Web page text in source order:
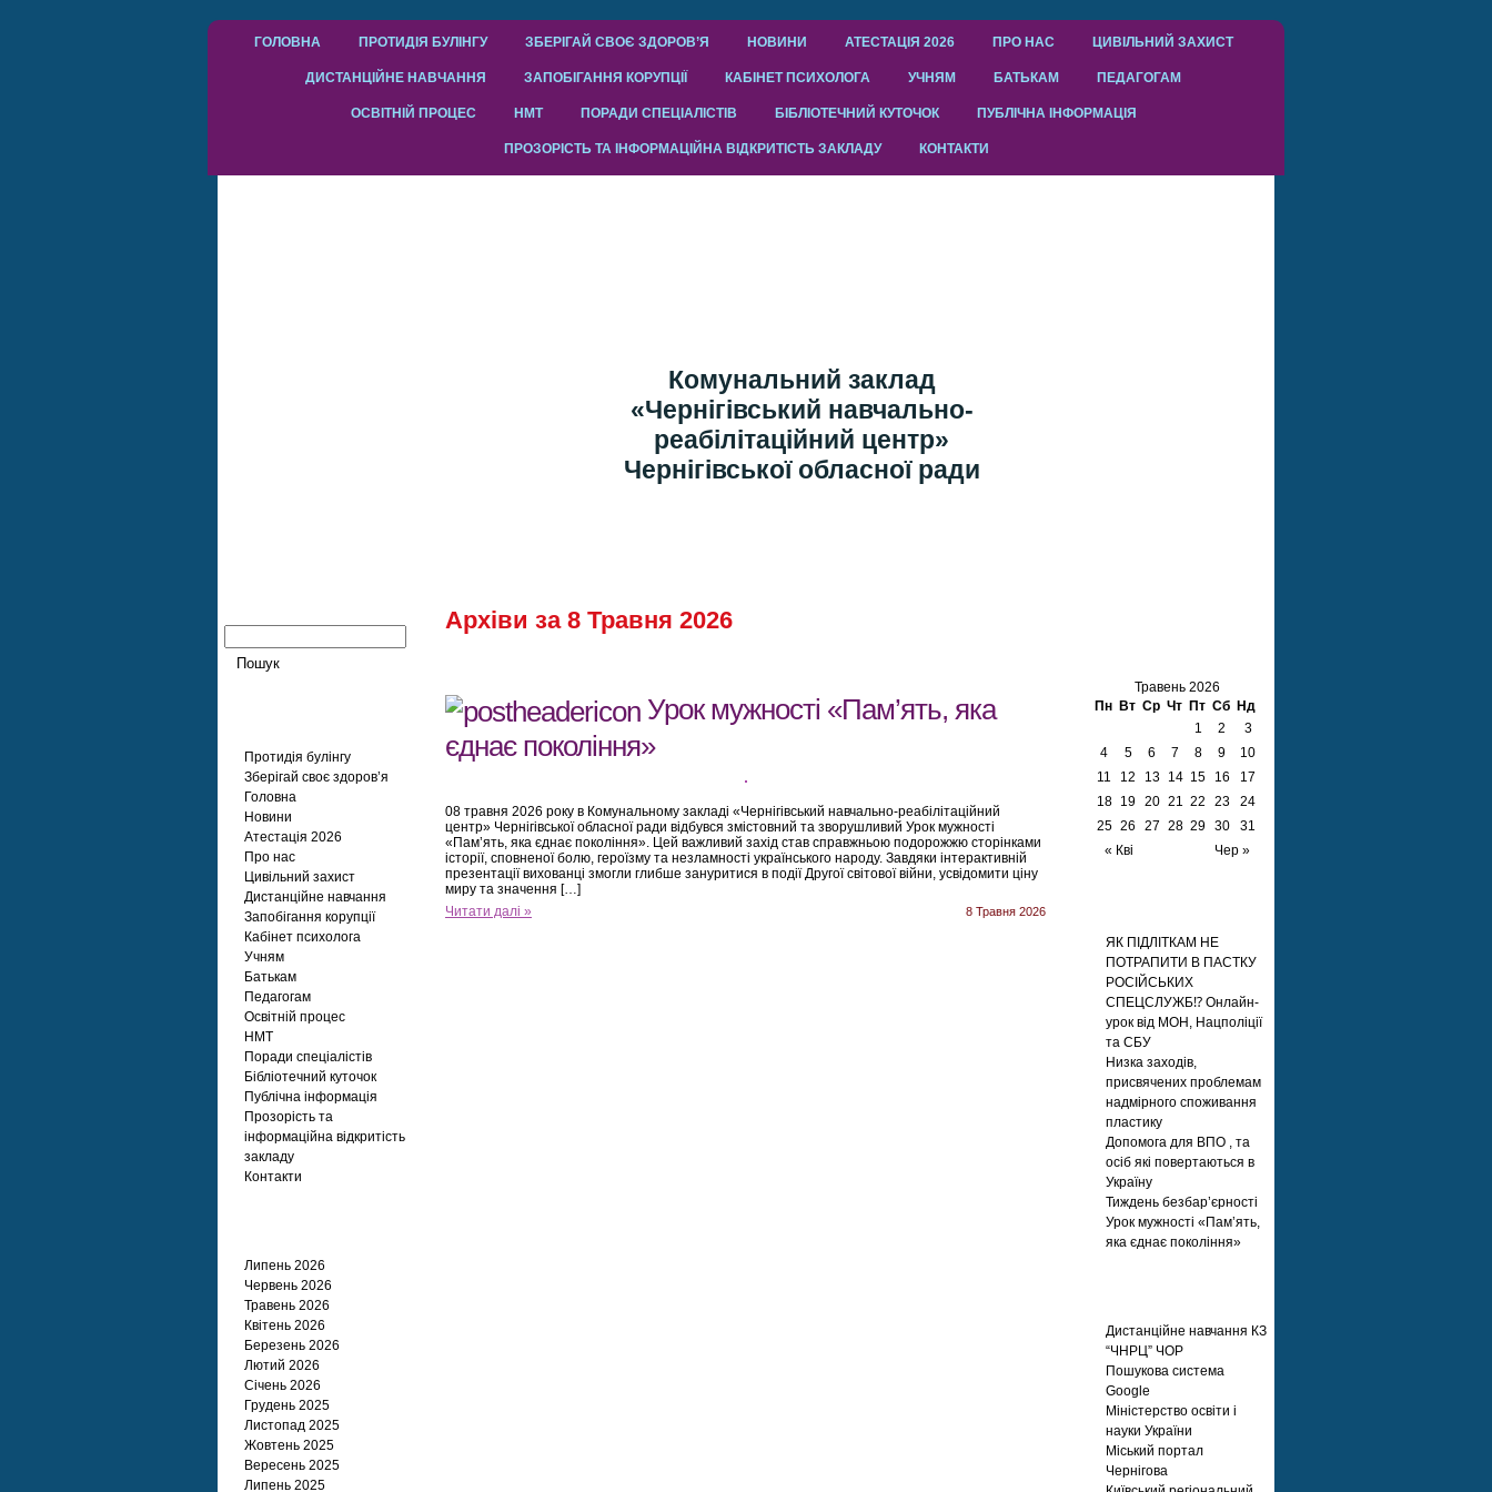
ГОЛОВНА ПРОТИДІЯ БУЛІНГУ ЗБЕРІГАЙ СВОЄ ЗДОРОВ’Я НОВИНИ АТЕСТАЦІЯ 2026 ПРО НАС ЦИВІЛЬНИЙ ЗАХИСТ
ДИСТАНЦІЙНЕ НАВЧАННЯ ЗАПОБІГАННЯ КОРУПЦІЇ КАБІНЕТ ПСИХОЛОГА УЧНЯМ БАТЬКАМ ПЕДАГОГАМ
ОСВІТНІЙ ПРОЦЕС НМТ ПОРАДИ СПЕЦІАЛІСТІВ БІБЛІОТЕЧНИЙ КУТОЧОК ПУБЛІЧНА ІНФОРМАЦІЯ
ПРОЗОРІСТЬ ТА ІНФОРМАЦІЙНА ВІДКРИТІСТЬ ЗАКЛАДУ КОНТАКТИ
Комунальний заклад
«Чернігівський навчально-
реабілітаційний центр»
Чернігівської обласної ради
Протидія булінгу
Зберігай своє здоров’я
Головна
Новини
Атестація 2026
Про нас
Цивільний захист
Дистанційне навчання
Запобігання корупції
Кабінет психолога
Учням
Батькам
Педагогам
Освітній процес
НМТ
Поради спеціалістів
Бібліотечний куточок
Публічна інформація
Прозорість та
інформаційна відкритість
закладу
Контакти
Липень 2026
Червень 2026
Травень 2026
Квітень 2026
Березень 2026
Лютий 2026
Січень 2026
Грудень 2025
Листопад 2025
Жовтень 2025
Вересень 2025
Липень 2025
Архіви за 8 Травня 2026
Урок мужності «Пам’ять, яка
єднає покоління»
08 травня 2026 року в Комунальному закладі «Чернігівський навчально-реабілітаційний
центр» Чернігівської обласної ради відбувся змістовний та зворушливий Урок мужності
«Пам’ять, яка єднає покоління». Цей важливий захід став справжньою подорожжю сторінками
історії, сповненої болю, героїзму та незламності українського народу. Завдяки інтерактивній
презентації вихованці змогли глибше зануритися в події Другої світової війни, усвідомити ціну
миру та значення […]
Читати далі »
8 Травня 2026
Травень 2026
Пн
Вт Ср Чт Пт Сб Нд
« Кві Чер »
1 2
3
4
5 6 7 8 9
10
11
12 13 14 15 16
17
18
19 20 21 22 23
24
25 26 27 28 29 30 31
ЯК ПІДЛІТКАМ НЕ
ПОТРАПИТИ В ПАСТКУ
РОСІЙСЬКИХ
СПЕЦСЛУЖБ⁉️ Онлайн-
урок від МОН, Нацполіції
та СБУ
Низка заходів,
присвячених проблемам
надмірного споживання
пластику
Допомога для ВПО , та
осіб які повертаються в
Україну
Тиждень безбар’єрності
Урок мужності «Пам’ять,
яка єднає покоління»
Дистанційне навчання КЗ
“ЧНРЦ” ЧОР
Пошукова система
Google
Міністерство освіти і
науки України
Міський портал
Чернігова